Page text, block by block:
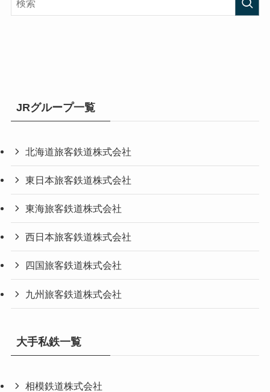
JRグループ一覧
北海道旅客鉄道株式会社
東日本旅客鉄道株式会社
東海旅客鉄道株式会社
西日本旅客鉄道株式会社
四国旅客鉄道株式会社
九州旅客鉄道株式会社
大手私鉄一覧
相模鉄道株式会社